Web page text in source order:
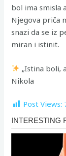
bol ima smisla
Njegova priča
snazi da se iz
miran i istinit.
„Istina boli,
Nikola
Post Views: